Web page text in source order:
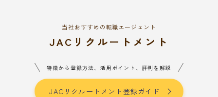
当社おすすめの転職エージェント
JACリクルートメント
特徴から登録方法、活用ポイント、評判を解説
JACリクルートメント登録ガイド